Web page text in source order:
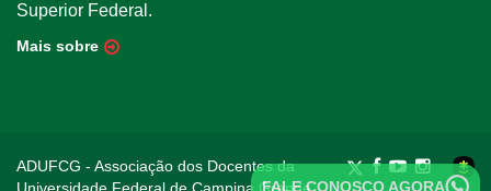
FALE CONOSCO AGORA
Superior Federal.
Mais sobre
ADUFCG - Associação dos Docentes da